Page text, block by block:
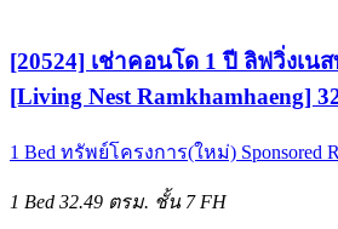
[20524] เช่าคอนโด 1 ปี ลิฟวิ่งเน
[Living Nest Ramkhamhaeng]
1 Bed ทรัพย์โครงการ(ใหม่) Sponsored
1 Bed 32.49 ตรม. ชั้น 7 FH